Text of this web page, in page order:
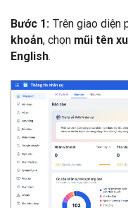
Bước 1: Trên giao diện
khoản, chọn mũi tên
English.